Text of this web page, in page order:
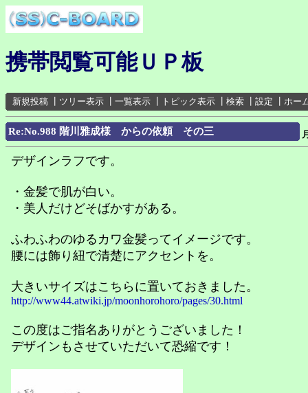
携帯閲覧可能ＵＰ板
新規投稿 ツリー表示 一覧表示 トピック表示 検索 設定 ホー
Re:No.988 階川雅成様 からの依頼 その三
デザインラフです。
・金髪で肌が白い。
・美人だけどそばかすがある。
ふわふわのゆるカワ金髪ってイメージです。
腰には飾り紐で清楚にアクセントを。
大きいサイズはこちらに置いておきました。
http://www44.atwiki.jp/moonhorohoro/pages/30.html
この度はご指名ありがとうございました！
デザインもさせていただいて恐縮です！